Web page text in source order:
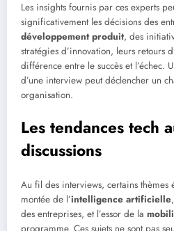
Les insights fournis par ces experts
significativement les décisions des
développement produit, des
stratégies d’innovation, leurs retours
différence entre le succès et l’échec.
d’une interview peut déclencher un
organisation.
Les tendances tech
discussions
Au fil des interviews, certains
montée de l’intelligence artificielle
des entreprises, et l’essor de la